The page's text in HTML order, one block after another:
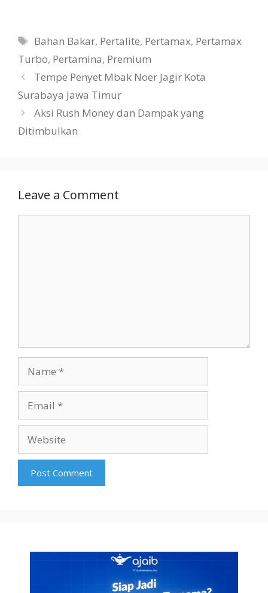
Tags
Bahan Bakar, Pertalite, Pertamax, Pertamax
Turbo, Pertamina, Premium
Tempe Penyet Mbak Noer Jagir Kota
Surabaya Jawa Timur
Aksi Rush Money dan Dampak yang
Ditimbulkan
Leave a Comment